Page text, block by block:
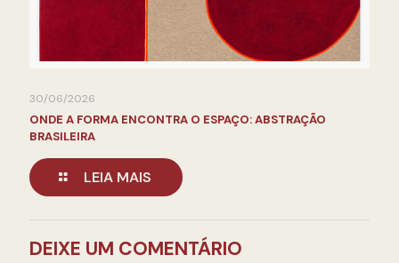
30/06/2026
ONDE A FORMA ENCONTRA O ESPAÇO: ABSTRAÇÃO
BRASILEIRA
LEIA MAIS
DEIXE UM COMENTÁRIO